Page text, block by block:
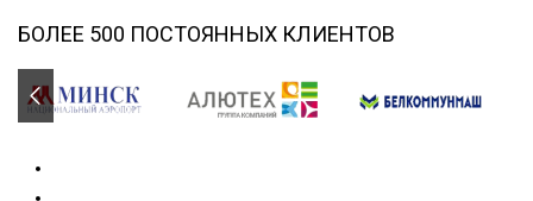
БОЛЕЕ 500 ПОСТОЯННЫХ КЛИЕНТОВ